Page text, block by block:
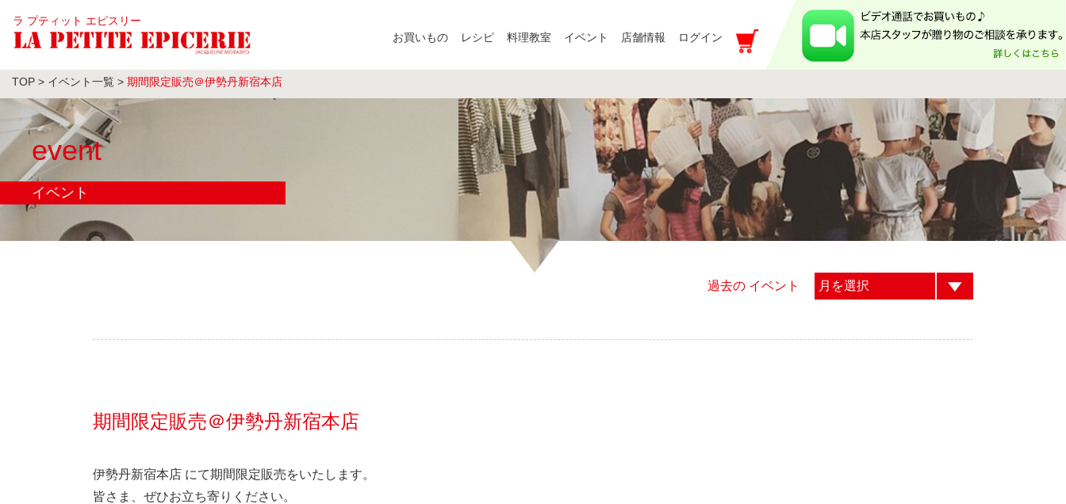
ラ プティット エピスリー
お買いもの
レシピ 料理教室 イベント 店舗情報 ログイン
TOP > イベント一覧 > 期間限定販売＠伊勢丹新宿本店
event
イベント
過去の イベント
期間限定販売＠伊勢丹新宿本店
伊勢丹新宿本店 にて期間限定販売をいたします。
皆さま、ぜひお立ち寄りください。